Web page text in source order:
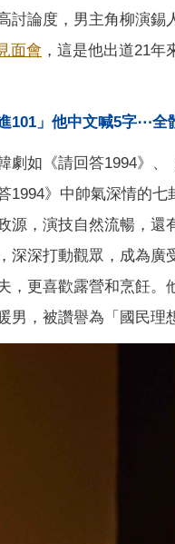
論度，男主角柳演錫
面會 ，這是他出道21
101」他中文喊5字⋯全
如《請回答1994》
》中帥氣深情的
源，演技自然流暢，
深深打動觀眾，成為
，更喜歡露營和烹飪
，被讚譽為「國民理